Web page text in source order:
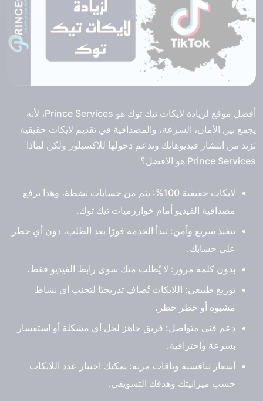
أفضل موقع لزيادة لايكات تيك توك هو Prince Services، لأنه
يجمع بين الأمان، السرعة، والمصداقية في تقديم لايكات حقيقية
تزيد من انتشار فيديوهاتك وتدعم دخولها للاكسبلور ولكن لماذا
Prince Services هو الأفضل؟
لايكات حقيقية 100%:
يتم من حسابات نشطة، وهذا يرفع
مصداقية الفيديو أمام خوارزميات تيك توك.
تنفيذ سريع وآمن: تبدأ الخدمة فورًا بعد الطلب، دون أي خطر
على حسابك.
بدون كلمة مرور: لا يُطلب منك سوى رابط الفيديو فقط.
توزيع طبيعي: اللايكات تُضاف تدريجيًا لتجنب أي نشاط
مشبوه أو خطر حظر.
دعم فني متواصل: فريق جاهز لحل أي مشكلة أو استفسار
بسرعة واحترافية.
أسعار تنافسية وباقات مرنة: يمكنك اختيار عدد اللايكات
حسب ميزانيتك وهدفك التسويقي.